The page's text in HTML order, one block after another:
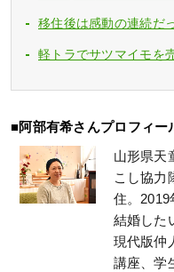
移住後は感動の連続だ
軽トラでサツマイモを
■阿部有希さんプロフィー
山形県天
こし協力
住。2019
結婚した
現代版仲
講座、学